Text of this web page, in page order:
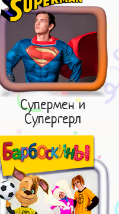
Супермен и
Супергерл